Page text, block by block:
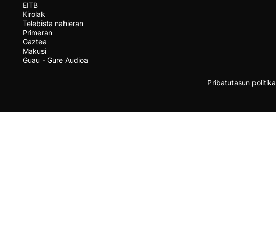
EITB
Kirolak
Telebista nahieran
Primeran
Gaztea
Makusi
Guau - Gure Audioa
Pribatutasun politika